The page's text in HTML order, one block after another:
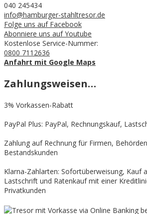
040 245434
info@hamburger-stahltresor.de
Folge uns auf Facebook
Abonniere uns auf Youtube
Kostenlose Service-Nummer:
0800 7112636
Anfahrt mit Google Maps
Zahlungsweisen…
3% Vorkassen-Rabatt
PayPal Plus: PayPal, Rechnungskauf,
Zahlung auf Rechnung für Firmen,
Bestandskunden
Klarna-Zahlarten: Sofortüberweisung, Kauf
Lastschrift und Ratenkauf mit einer
Privatkunden